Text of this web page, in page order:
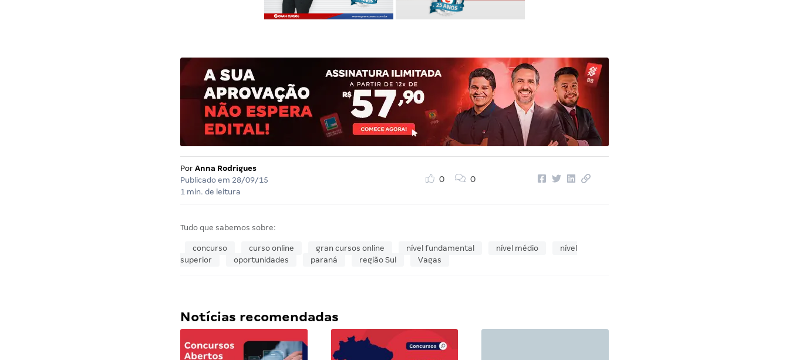
Por Anna Rodrigues
Publicado em 28/09/15
1 min. de leitura
0 0
Tudo que sabemos sobre:
concurso curso online gran cursos online nível fundamental nível médio
nível
superior
oportunidades paraná região Sul Vagas
Notícias recomendadas